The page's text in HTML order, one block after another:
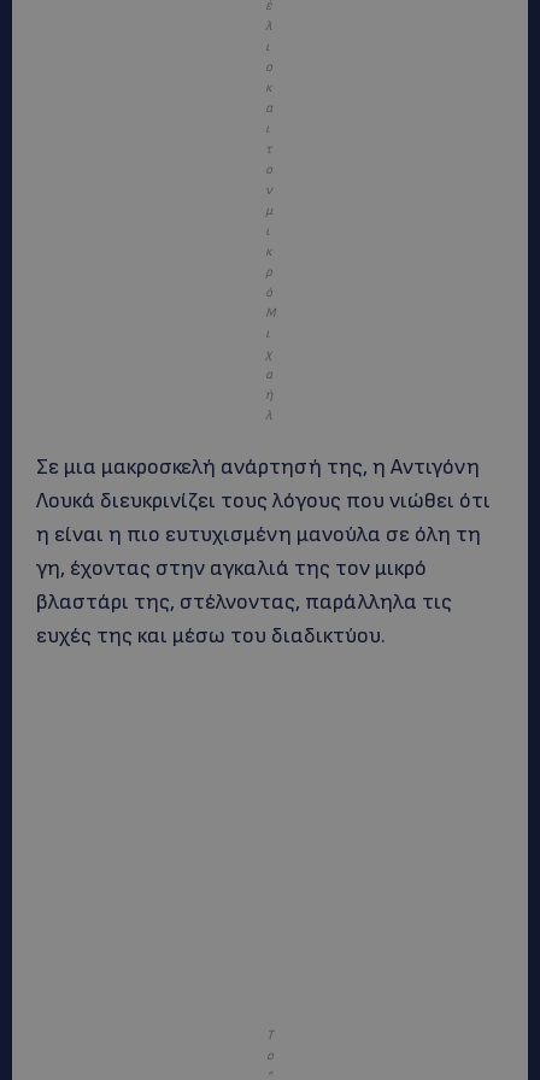
έ
λ
ι
ο
κ
α
ι
τ
ο
ν
μ
ι
κ
ρ
ό
Μ
ι
χ
α
ή
λ
Σε μια μακροσκελή ανάρτησή της, η Αντιγόνη
Λουκά διευκρινίζει τους λόγους που νιώθει ότι
η είναι η πιο ευτυχισμένη μανούλα σε όλη τη
γη, έχοντας στην αγκαλιά της τον μικρό
βλαστάρι της, στέλνοντας, παράλληλα τις
ευχές της και μέσω του διαδικτύου.
Τ
ο
“